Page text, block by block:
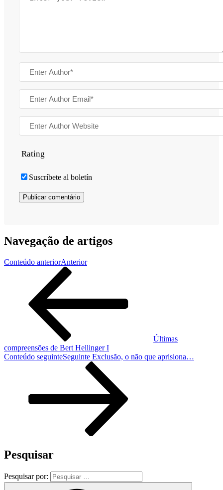
Rating
Suscríbete al boletín
Navegação de artigos
Conteúdo anteriorAnterior
Últimas
compreensões de Bert Hellinger I
Conteúdo seguinteSeguinte Exclusão, o não que aprisiona…
Pesquisar
Pesquisar por: